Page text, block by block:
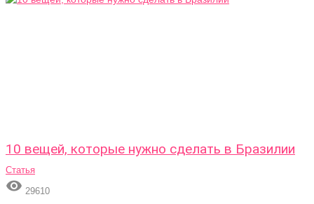
10 вещей, которые нужно сделать в Бразилии
Статья
 29610